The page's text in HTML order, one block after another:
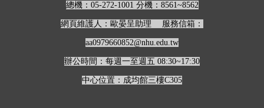
總機：05-272-1001 分機：8561~8562
網頁維護人：歐晏呈助理 服務信箱：
aa0979660852@nhu.edu.tw
辦公時間：每週一至週五 08:30~17:30
中心位置：成均館三樓C305